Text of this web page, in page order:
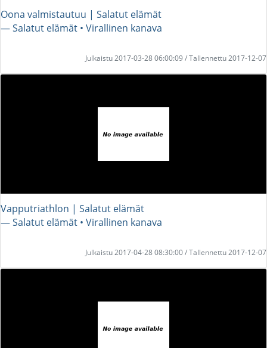
Oona valmistautuu | Salatut elämät
― Salatut elämät • Virallinen kanava
Julkaistu 2017-03-28 06:00:09 / Tallennettu 2017-12-07
Vapputriathlon | Salatut elämät
― Salatut elämät • Virallinen kanava
Julkaistu 2017-04-28 08:30:00 / Tallennettu 2017-12-07